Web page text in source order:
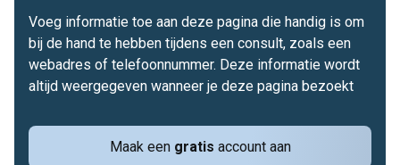
Maak een gratis account aan
Voeg informatie toe aan deze pagina die handig is om
bij de hand te hebben tijdens een consult, zoals een
webadres of telefoonnummer. Deze informatie wordt
altijd weergegeven wanneer je deze pagina bezoekt